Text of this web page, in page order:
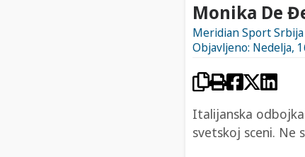
Monika De
Meridian Sport
Objavljeno: Nedelja,
Italijanska
svetskoj sceni. Ne